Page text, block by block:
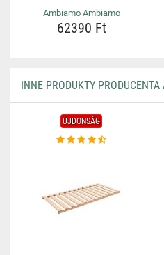
Ambiamo Ambiamo
62390 Ft
INNE PRODUKTY
ÚJDONSÁG